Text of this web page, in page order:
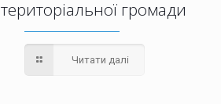
територіальної громади
Читати далі